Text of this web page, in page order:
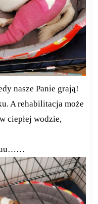
nasze Panie grają!
A rehabilitacja może
ciepłej wodzie,